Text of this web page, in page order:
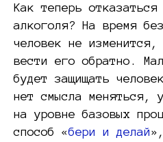
Как теперь
алкоголя? На время
человек не изменится,
вести его обратно.
будет защищать
нет смысла меняться,
на уровне базовых
способ «бери и делай